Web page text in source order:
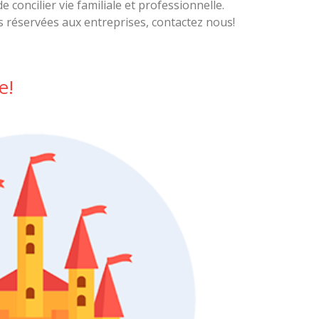
concilier vie familiale et professionnelle.
aux entreprises, contactez nous!